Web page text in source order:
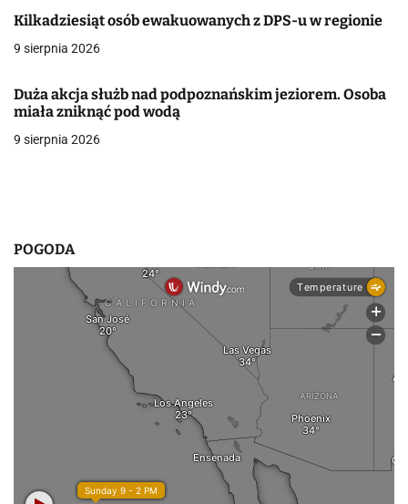
a
p
i
Kilkadziesiąt osób ewakuowanych z DPS-u w regionie
9 sierpnia 2026
Duża akcja służb nad podpoznańskim jeziorem. Osoba
miała zniknąć pod wodą
9 sierpnia 2026
POGODA